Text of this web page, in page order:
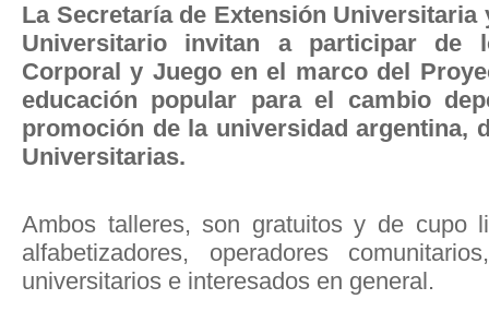
La Secretaría de Extensión
Universitario invitan a participar de
Corporal y Juego en el marco del
educación popular para el cambio
promoción de la universidad argentina,
Universitarias.
Ambos talleres, son gratuitos y de cupo
alfabetizadores, operadores
universitarios e interesados en general.